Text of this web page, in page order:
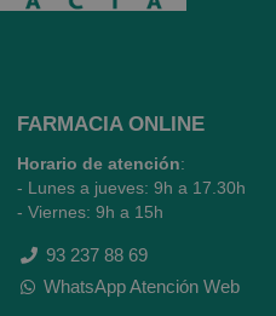
FARMACIA ONLINE
Horario de atención:
- Lunes a jueves: 9h a 17.30h
- Viernes: 9h a 15h
93 237 88 69
WhatsApp Atención Web